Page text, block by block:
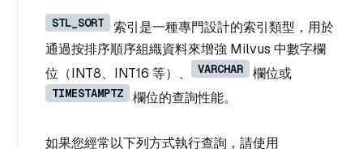
STL_SORT
索引是一種專門設計的索引類型，用於
通過按排序順序組織資料來增強 Milvus 中數字欄
位（INT8、INT16 等）、
VARCHAR 欄位或
TIMESTAMPTZ 欄位的查詢性能。
如果您經常以下列方式執行查詢，請使用